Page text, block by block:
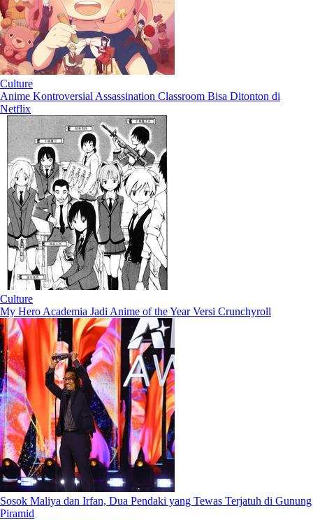
Culture
Anime Kontroversial Assassination Classroom Bisa Ditonton di
Netflix
Culture
My Hero Academia Jadi Anime of the Year Versi Crunchyroll
Sosok Maliya dan Irfan, Dua Pendaki yang Tewas Terjatuh di Gunung
Piramid